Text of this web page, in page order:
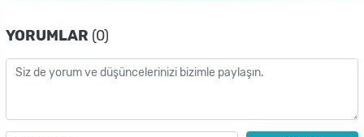
YORUMLAR (0)